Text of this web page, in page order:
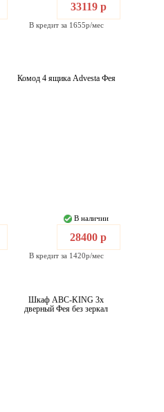
33119 р
В кредит за 1655р/мес
Комод 4 ящика Advesta Фея
В наличии
28400 р
В кредит за 1420р/мес
Шкаф ABC-KING 3х
дверный Фея без зеркал